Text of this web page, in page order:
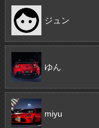
ジュン
ゆん
miyu